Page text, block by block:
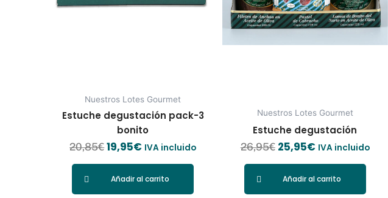
Nuestros Lotes Gourmet
Estuche degustación pack-3
bonito
20,85€ 19,95€ IVA incluido
Añadir al carrito
Nuestros Lotes Gourmet
Estuche degustación
26,95€ 25,95€ IVA incluido
Añadir al carrito